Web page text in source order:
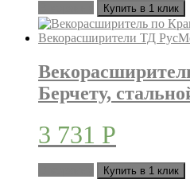
Купить в 1 клик
Берчету,
3 731 Р
Купить в 1 клик